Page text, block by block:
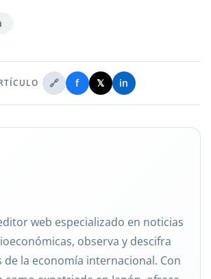
🔗 f 𝕏 in
web especializado en noticias
observa y descifra
de la economía internacional. Con